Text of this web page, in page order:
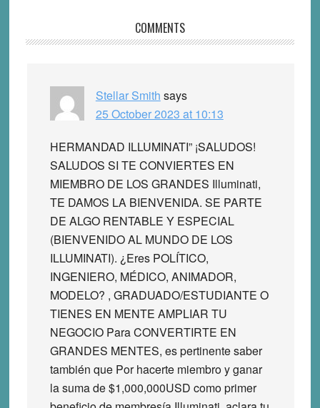
Interactions
COMMENTS
Stellar Smith says
25 October 2023 at 10:13
HERMANDAD ILLUMINATI” ¡SALUDOS!
SALUDOS SI TE CONVIERTES EN
MIEMBRO DE LOS GRANDES Illuminati,
TE DAMOS LA BIENVENIDA. SE PARTE
DE ALGO RENTABLE Y ESPECIAL
(BIENVENIDO AL MUNDO DE LOS
ILLUMINATI). ¿Eres POLÍTICO,
INGENIERO, MÉDICO, ANIMADOR,
MODELO? , GRADUADO/ESTUDIANTE O
TIENES EN MENTE AMPLIAR TU
NEGOCIO Para CONVERTIRTE EN
GRANDES MENTES, es pertinente saber
también que Por hacerte miembro y ganar
la suma de $1,000,000USD como primer